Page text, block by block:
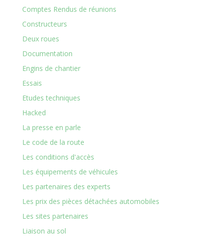
Comptes Rendus de réunions
Constructeurs
Deux roues
Documentation
Engins de chantier
Essais
Etudes techniques
Hacked
La presse en parle
Le code de la route
Les conditions d'accès
Les équipements de véhicules
Les partenaires des experts
Les prix des pièces détachées automobiles
Les sites partenaires
Liaison au sol